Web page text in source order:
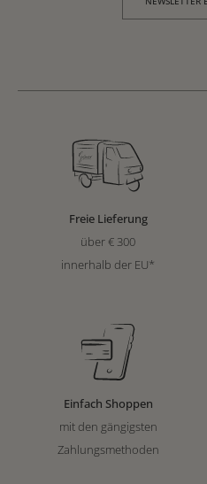
Freie Lieferung
über € 300
innerhalb der EU*
Einfach Shoppen
mit den gängigsten
Zahlungsmethoden